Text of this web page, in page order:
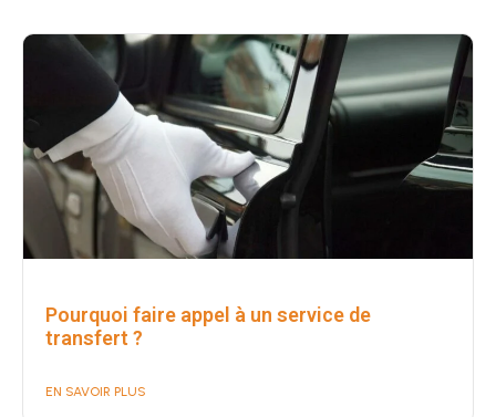
Pourquoi faire appel à un service de
transfert ?
EN SAVOIR PLUS